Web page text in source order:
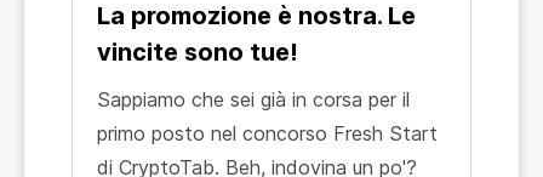
La promozione è nostra. Le
vincite sono tue!
Sappiamo che sei già in corsa per il
primo posto nel concorso Fresh Start
di CryptoTab. Beh, indovina un po'?